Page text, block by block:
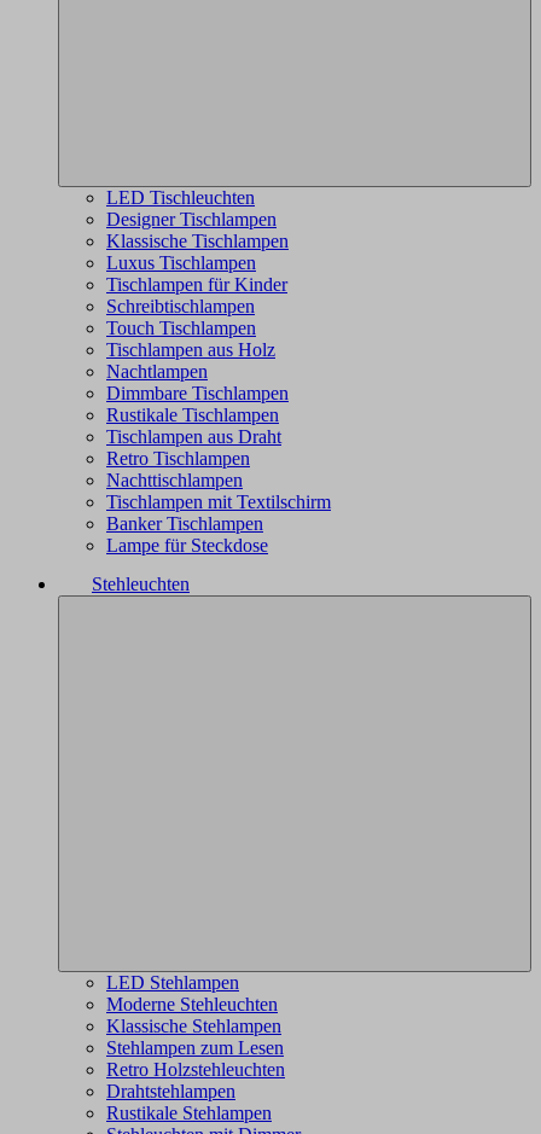
LED Tischleuchten
Designer Tischlampen
Klassische Tischlampen
Luxus Tischlampen
Tischlampen für Kinder
Schreibtischlampen
Touch Tischlampen
Tischlampen aus Holz
Nachtlampen
Dimmbare Tischlampen
Rustikale Tischlampen
Tischlampen aus Draht
Retro Tischlampen
Nachttischlampen
Tischlampen mit Textilschirm
Banker Tischlampen
Lampe für Steckdose
Stehleuchten
LED Stehlampen
Moderne Stehleuchten
Klassische Stehlampen
Stehlampen zum Lesen
Retro Holzstehleuchten
Drahtstehlampen
Rustikale Stehlampen